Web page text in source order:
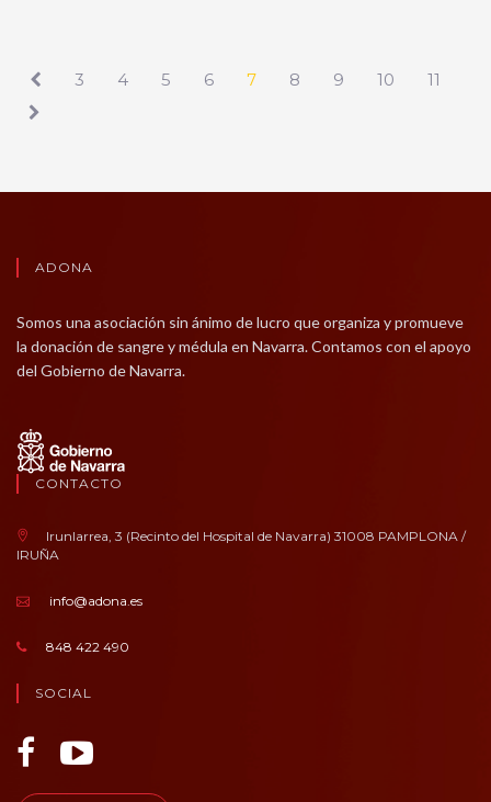
3 4 5 6 7 8 9 10 11
ADONA
Somos una asociación sin ánimo de lucro que organiza y promueve
la donación de sangre y médula en Navarra. Contamos con el apoyo
del Gobierno de Navarra.
CONTACTO
Irunlarrea, 3 (Recinto del Hospital de Navarra) 31008 PAMPLONA /
IRUÑA
info@adona.es
848 422 490
SOCIAL